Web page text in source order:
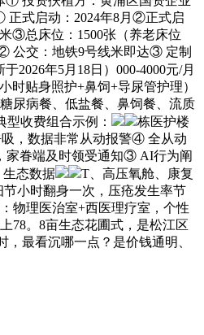
正式启动：2024年8月②正式启
③总床位：1500张（养老床位
公交：地铁9号线米即达③ 定制
2026年5月18日）000-4000元/月
时贴身照护+鼻饲+导尿管护理）
尿病餐、低盐餐、鼻饲餐、流质
收费组合示例：
栋医护楼
，数据非常从动报警④ 全从动
家眷端及时领受通知③ AI行为阐
态数据
T、高压氧舱、康复
小时翻身一次，压疮发生率节
物理医治室+西医理疗室，个性
78。8亩生态花圃式，是松江区
最看沉哪一点？是价钱通明、